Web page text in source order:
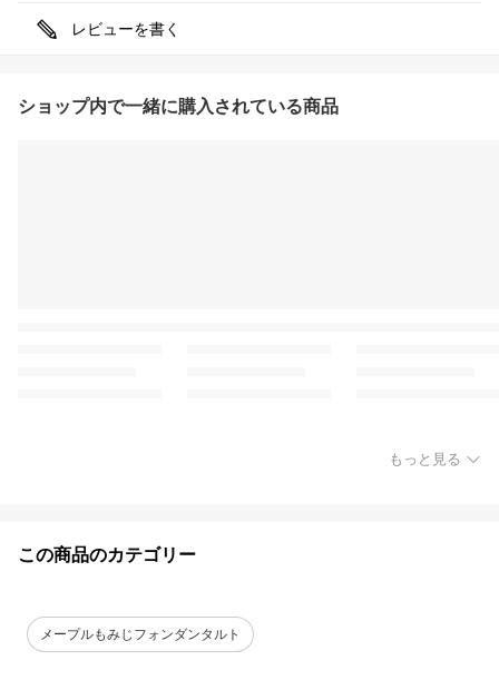
レビューを書く
ショップ内で一緒に購入されている商品
もっと見る
この商品のカテゴリー
メープルもみじフォンダンタルト